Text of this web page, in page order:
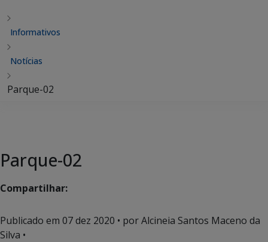
Informativos
Notícias
Parque-02
Parque-02
Compartilhar:
Publicado em 07 dez 2020 • por Alcineia Santos Maceno da
Silva •